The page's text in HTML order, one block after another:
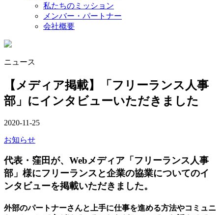
私たちのミッション
メンバー・パートナー
会社概要
ニュース
【メディア掲載】「フリーランス人事
部」にインタビューいただきました
2020-11-25
お知らせ
代表・窪田が、Webメディア「フリーランス人事
部」様にフリーランスと企業の協業についてのイ
ンタビューを掲載いただきました。
外部のパートナーさんと上手に仕事を進める方法やコミュニ